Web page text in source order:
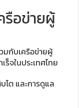
รือข่ายผู้
กับเครือข่ายผู้
จในประเทศไทย
โต และการดูแล